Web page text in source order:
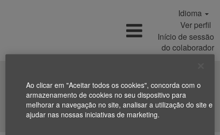
Idioma
Ver perfil
Início de sessão
do colaborador
Procurar Empregos
Ao clicar em "Aceitar todos os cookies", concorda com o
armazenamento de cookies no seu dispositivo para
melhorar a navegação no site, analisar a utilização do site e
ajudar nas nossas iniciativas de marketing.